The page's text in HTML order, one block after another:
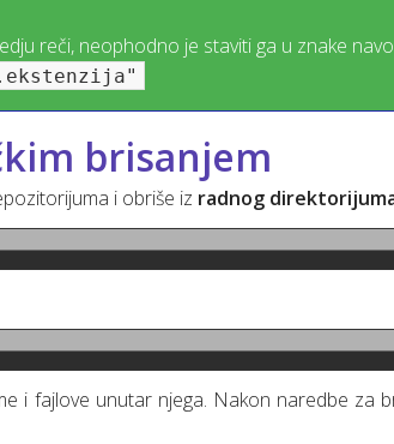
reči, neophodno je staviti ga u znake
brisanjem
i obriše iz radnog
i fajlove unutar njega. Nakon naredbe za